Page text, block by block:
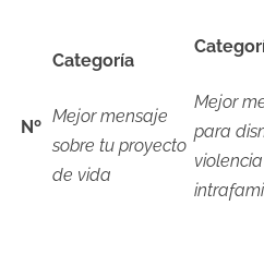
Nº
Categoría
Mejor mensaje
sobre tu proyecto
de vida
Mejor
para
violencia